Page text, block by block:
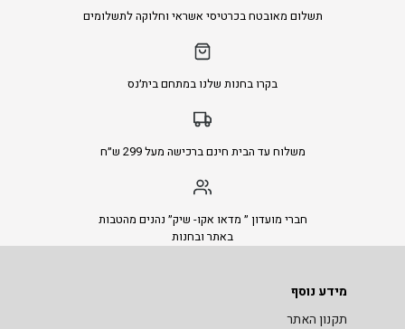
תשלום מאובטח בכרטיסי אשראי וחלוקה לתשלומים
בקרו בחנות שלנו במתחם בית׳נס
משלוח עד הבית חינם ברכישה מעל 299 ש״ח
חברי מועדון ״ מדאו אקו- שיק״ נהנים מהטבות
באתר ובחנות
מידע נוסף
תקנון האתר